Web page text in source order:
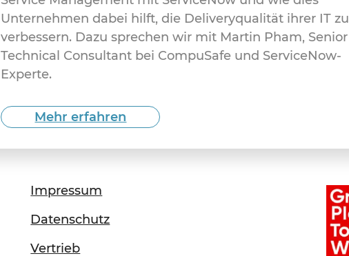
Unternehmen dabei hilft, die Deliveryqualität ihrer IT zu
verbessern. Dazu sprechen wir mit Martin Pham, Senior
Technical Consultant bei CompuSafe und ServiceNow-
Experte.
Mehr erfahren
Impressum
Datenschutz
Vertrieb